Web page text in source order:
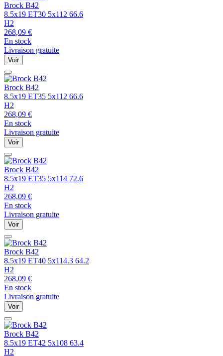
Brock B42
8.5x19 ET30 5x112 66.6
H2
268,09 €
En stock
Livraison gratuite
Voir
Brock B42
8.5x19 ET35 5x112 66.6
H2
268,09 €
En stock
Livraison gratuite
Voir
Brock B42
8.5x19 ET35 5x114 72.6
H2
268,09 €
En stock
Livraison gratuite
Voir
Brock B42
8.5x19 ET40 5x114.3 64.2
H2
268,09 €
En stock
Livraison gratuite
Voir
Brock B42
8.5x19 ET42 5x108 63.4
H2